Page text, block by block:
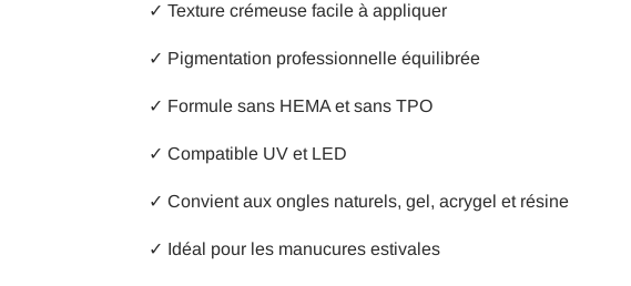
✓ Texture crémeuse facile à appliquer
✓ Pigmentation professionnelle équilibrée
✓ Formule sans HEMA et sans TPO
✓ Compatible UV et LED
✓ Convient aux ongles naturels, gel, acrygel et résine
✓ Idéal pour les manucures estivales